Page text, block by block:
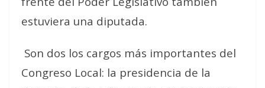
estuviera una diputada.
Son dos los cargos más importantes del
Congreso Local: la presidencia de la